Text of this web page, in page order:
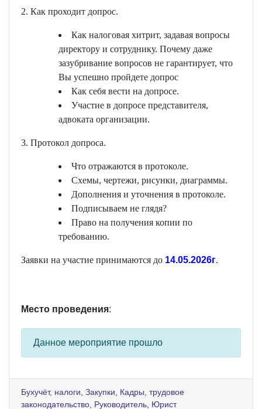
2. Как проходит допрос.
Как налоговая хитрит, задавая вопросы
директору и сотруднику. Почему даже
зазубривание вопросов не гарантирует, что
Вы успешно пройдете допрос
Как себя вести на допросе.
Участие в допросе представителя,
адвоката организации.
3. Протокол допроса.
Что отражаются в протоколе.
Схемы, чертежи, рисунки, диаграммы.
Дополнения и уточнения в протоколе.
Подписываем не глядя?
Право на получения копии по
требованию.
Заявки на участие принимаются до 14.05.2026г.
Место проведения:
Данное мероприятие прошло
Бухучёт, налоги Закупки
Кадры, трудовое
законодательство Руководитель Юрист